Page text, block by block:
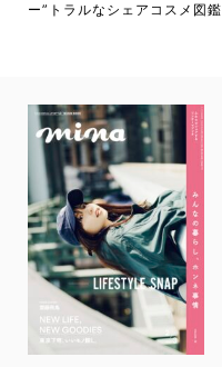
ー”トラルなシェアコスメ図鑑